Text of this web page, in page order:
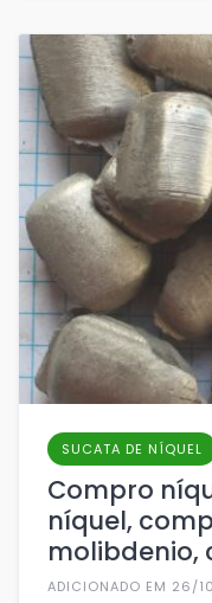
SUCATA DE NÍQUEL
Compro
níquel,
molibdenio,
ADICIONADO EM 26/